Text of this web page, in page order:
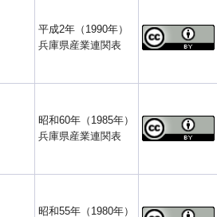
平成2年（1990年）
兵庫県産業連関表
昭和60年（1985年）
兵庫県産業連関表
昭和55年（1980年）